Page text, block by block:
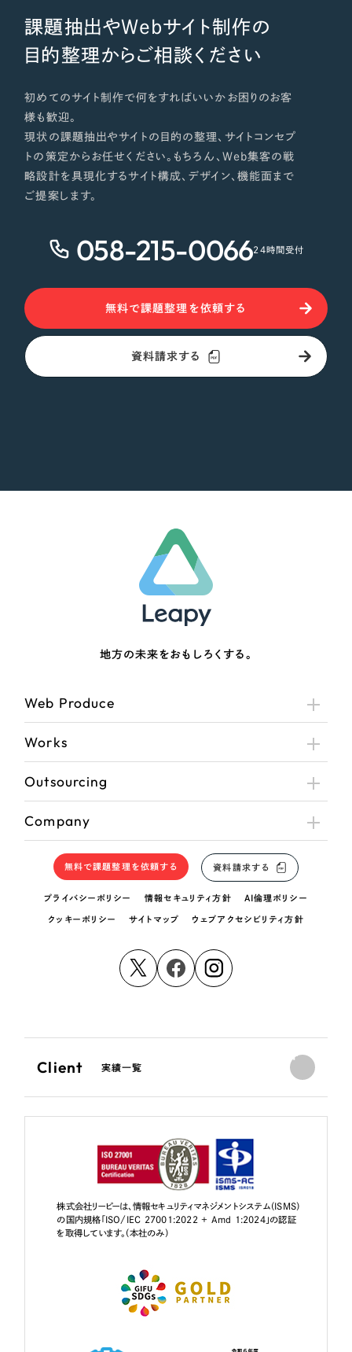
課題抽出やWebサイト制作の
目的整理からご相談ください
初めてのサイト制作で何をすればいいかお困りのお客
様も歓迎。
現状の課題抽出やサイトの目的の整理、サイトコンセプ
トの策定からお任せください。もちろん、Web集客の戦
略設計を具現化するサイト構成、デザイン、機能面まで
ご提案します。
058-215-006624時間受付
無料で課題整理を依頼する
資料請求する
地方の未来をおもしろくする。
Web Produce
Works
Outsourcing
Company
無料で課題整理を依頼する 資料請求する
プライバシーポリシー 情報セキュリティ方針 AI倫理ポリシー
クッキーポリシー サイトマップ ウェブアクセシビリティ方針
Client 実績一覧
株式会社リーピーは、情報セキュリティマネジメントシステム（ISMS）
の国内規格「ISO/IEC 27001:2022 + Amd 1:2024」の認証
を取得しています。（本社のみ）